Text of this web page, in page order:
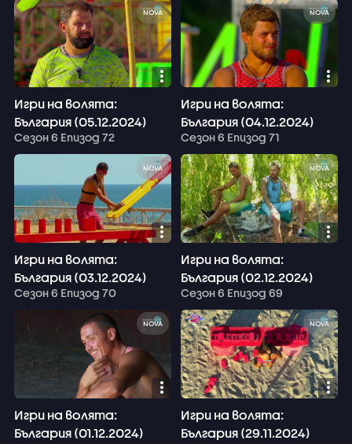
NOVA
Игри на волята:
България (05.12.2024)
Сезон 6 Епизод 72
NOVA
Игри на волята:
България (04.12.2024)
Сезон 6 Епизод 71
NOVA
Игри на волята:
България (03.12.2024)
Сезон 6 Епизод 70
NOVA
Игри на волята:
България (02.12.2024)
Сезон 6 Епизод 69
NOVA
Игри на волята:
България (01.12.2024)
NOVA
Игри на волята:
България (29.11.2024)